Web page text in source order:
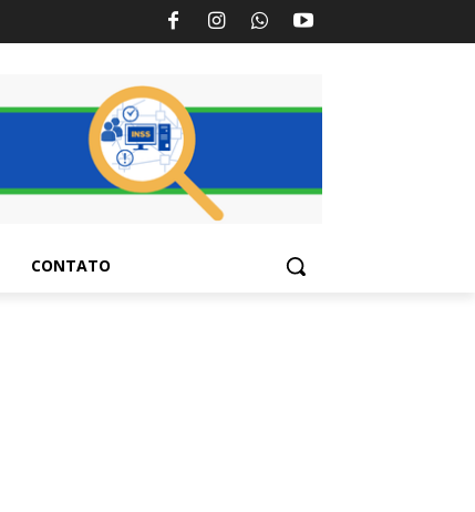
CONTATO